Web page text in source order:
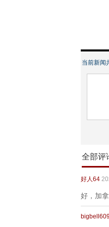
当前新闻
全部评
好人64
好，加